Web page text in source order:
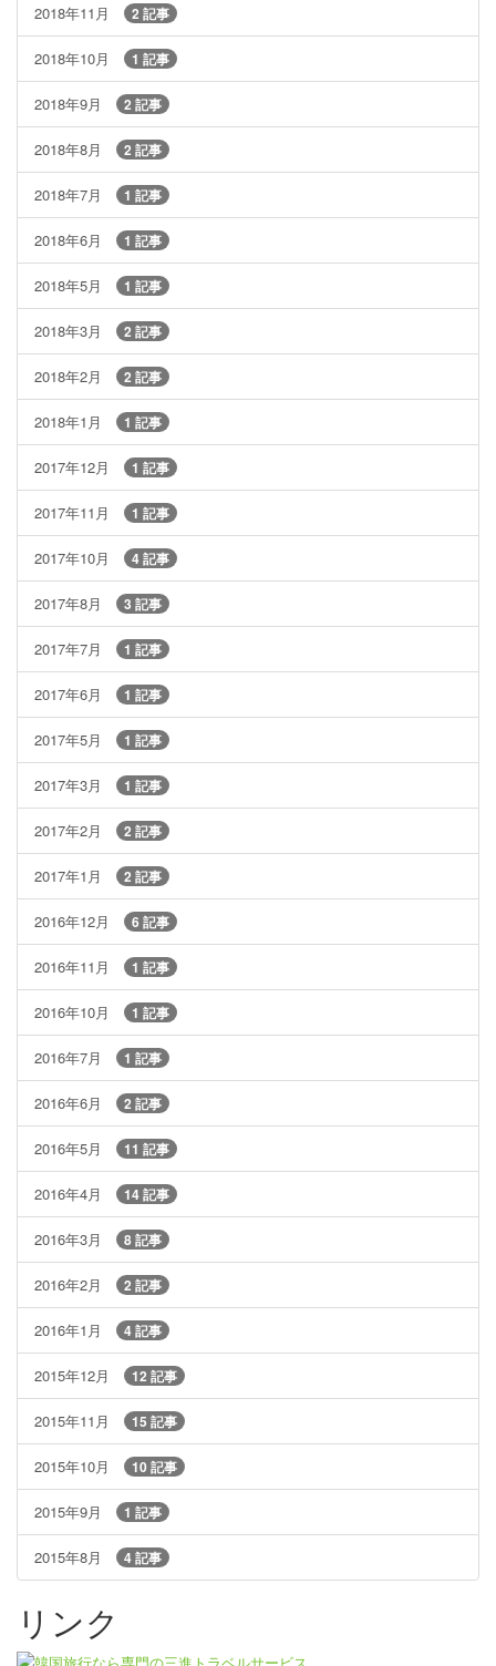
2018年11月 2 記事
2018年10月 1 記事
2018年9月 2 記事
2018年8月 2 記事
2018年7月 1 記事
2018年6月 1 記事
2018年5月 1 記事
2018年3月 2 記事
2018年2月 2 記事
2018年1月 1 記事
2017年12月 1 記事
2017年11月 1 記事
2017年10月 4 記事
2017年8月 3 記事
2017年7月 1 記事
2017年6月 1 記事
2017年5月 1 記事
2017年3月 1 記事
2017年2月 2 記事
2017年1月 2 記事
2016年12月 6 記事
2016年11月 1 記事
2016年10月 1 記事
2016年7月 1 記事
2016年6月 2 記事
2016年5月 11 記事
2016年4月 14 記事
2016年3月 8 記事
2016年2月 2 記事
2016年1月 4 記事
2015年12月 12 記事
2015年11月 15 記事
2015年10月 10 記事
2015年9月 1 記事
2015年8月 4 記事
リンク